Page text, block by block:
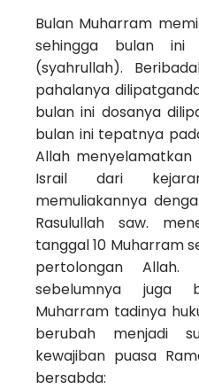
Bulan Muharram
sehingga bulan ini
(syahrullah).
pahalanya
bulan ini dosanya
bulan ini tepatnya
Allah menyelamatkan
Israil dari
memuliakannya
Rasulullah saw.
tanggal 10 Muharram
pertolongan Allah.
sebelumnya juga
Muharram tadinya
berubah menjadi
kewajiban puasa
bersabda: